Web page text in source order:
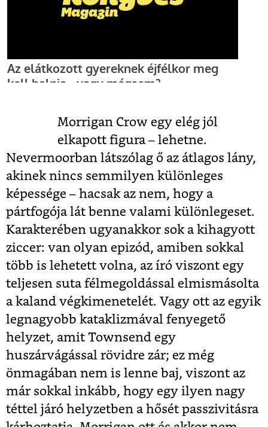
Morrigan Crow egy elég jól
elkapott figura – lehetne.
Nevermoorban látszólag ő az átlagos lány,
akinek nincs semmilyen különleges
képessége – hacsak az nem, hogy a
pártfogója lát benne valami különlegeset.
Karakterében ugyanakkor sok a kihagyott
ziccer: van olyan epizód, amiben sokkal
több is lehetett volna, az író viszont egy
teljesen suta félmegoldással elmismásolta
a kaland végkimenetelét. Vagy ott az egyik
legnagyobb kataklizmával fenyegető
helyzet, amit Townsend egy
huszárvágással rövidre zár; ez még
önmagában nem is lenne baj, viszont az
már sokkal inkább, hogy egy ilyen nagy
téttel járó helyzetben a hősét passzivitásra